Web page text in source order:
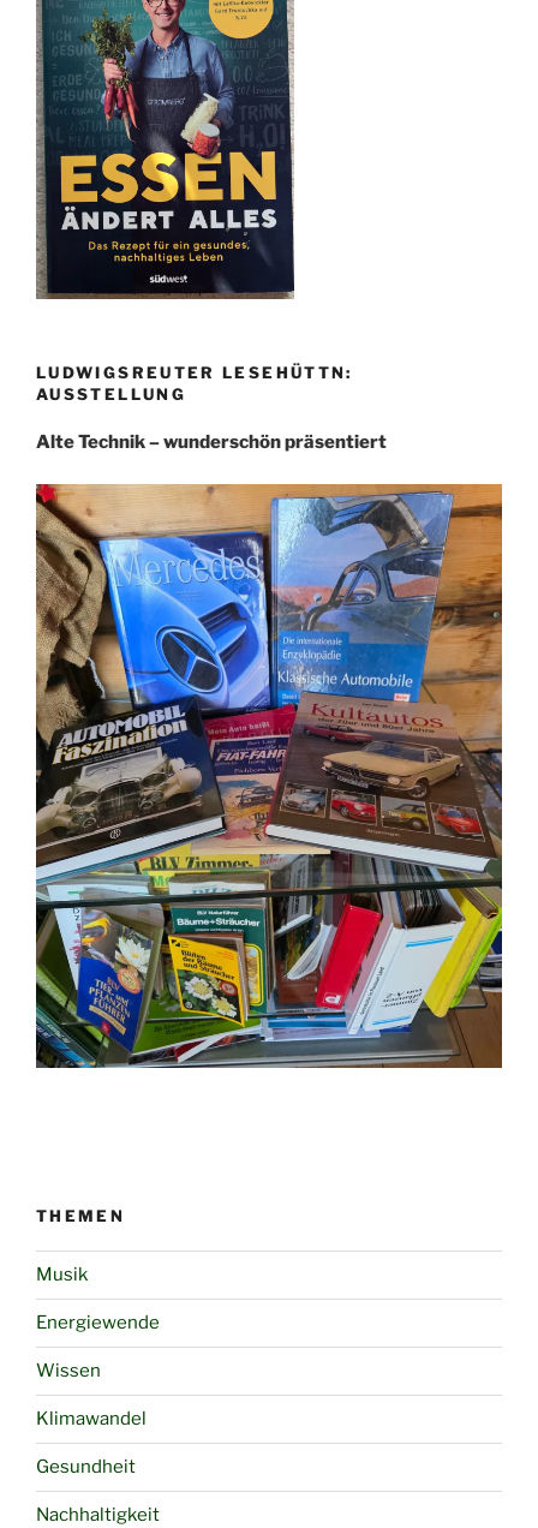
LUDWIGSREUTER LESEHÜTTN:
AUSSTELLUNG
Alte Technik – wunderschön präsentiert
THEMEN
Musik
Energiewende
Wissen
Klimawandel
Gesundheit
Nachhaltigkeit